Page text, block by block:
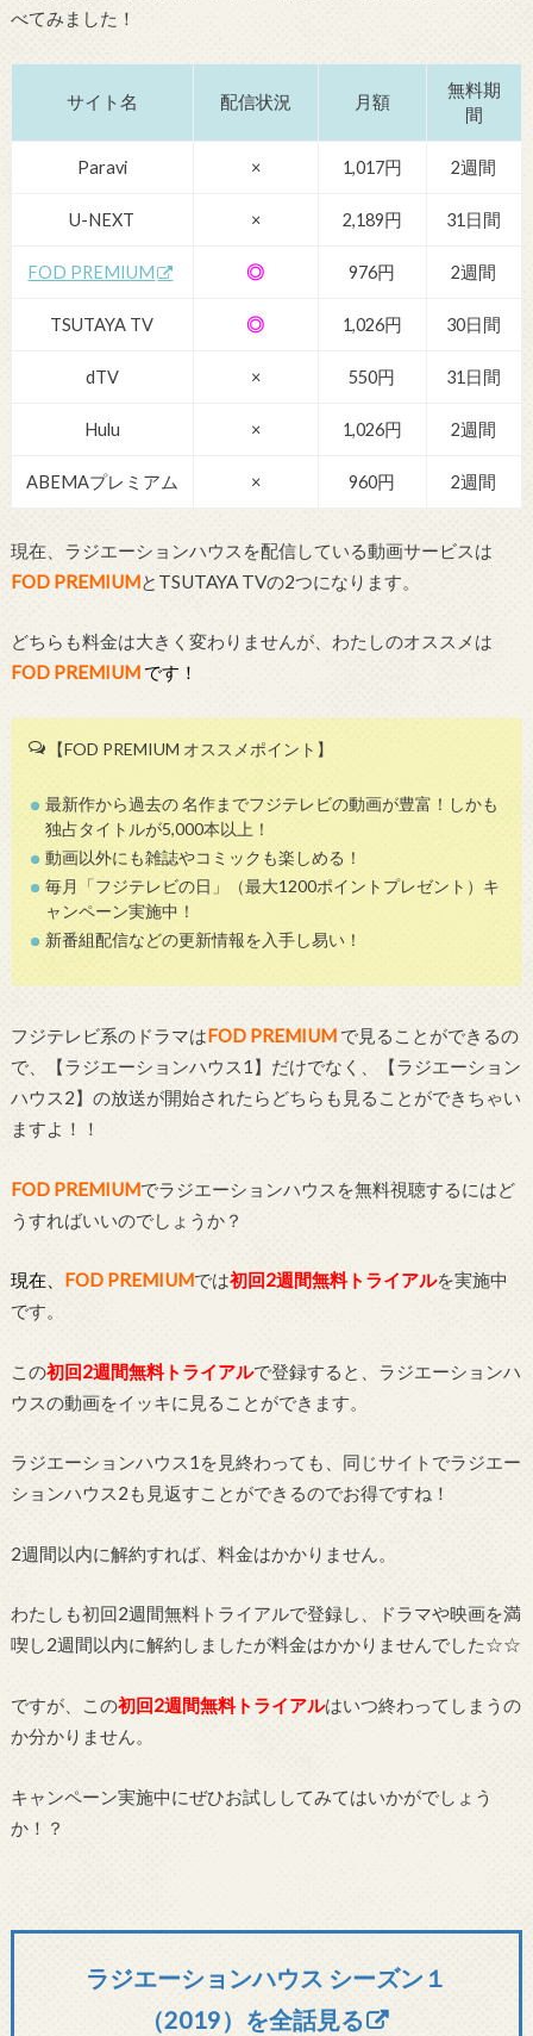
べてみました！
サイト名 配信状況 月額
無料期
間
Paravi × 1,017円 2週間
U-NEXT × 2,189円 31日間
FOD PREMIUM ◎ 976円 2週間
TSUTAYA TV ◎ 1,026円 30日間
dTV × 550円 31日間
Hulu × 1,026円 2週間
ABEMAプレミアム × 960円 2週間
現在、ラジエーションハウスを配信している動画サービスは
FOD PREMIUMとTSUTAYA TVの2つになります。
どちらも料金は大きく変わりませんが、わたしのオススメは
FOD PREMIUM です！
【FOD PREMIUM オススメポイント】
最新作から過去の 名作までフジテレビの動画が豊富！しかも
独占タイトルが5,000本以上！
動画以外にも雑誌やコミックも楽しめる！
毎月「フジテレビの日」（最大1200ポイントプレゼント）キ
ャンペーン実施中！
新番組配信などの更新情報を入手し易い！
フジテレビ系のドラマはFOD PREMIUMで見ることができるの
で、【ラジエーションハウス1】だけでなく、【ラジエーション
ハウス2】の放送が開始されたらどちらも見ることができちゃい
ますよ！！
FOD PREMIUMでラジエーションハウスを無料視聴するにはど
うすればいいのでしょうか？
現在、 FOD PREMIUMでは初回2週間無料トライアルを実施中
です。
この初回2週間無料トライアルで登録すると、ラジエーションハ
ウスの動画をイッキに見ることができます。
ラジエーションハウス1を見終わっても、同じサイトでラジエー
ションハウス2も見返すことができるのでお得ですね！
2週間以内に解約すれば、料金はかかりません。
わたしも初回2週間無料トライアルで登録し、ドラマや映画を満
喫し2週間以内に解約しましたが料金はかかりませんでした☆☆
ですが、この初回2週間無料トライアルはいつ終わってしまうの
か分かりません。
キャンペーン実施中にぜひお試ししてみてはいかがでしょう
か！？
ラジエーションハウス シーズン１
（2019）を全話見る